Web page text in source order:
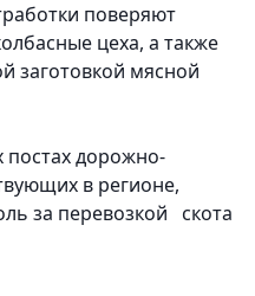
поверяют
цеха, а также
заготовкой мясной
постах дорожно-
в регионе,
за перевозкой скота